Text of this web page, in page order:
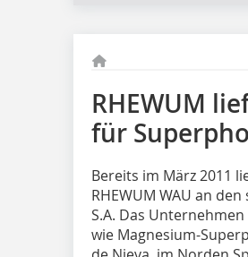
RHEWUM
für
Bereits im März 2011
RHEWUM WAU an
S.A. Das
wie Magnesium-